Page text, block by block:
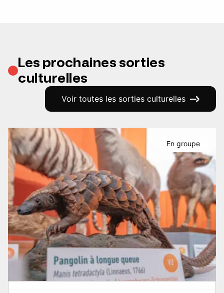
Les prochaines sorties
culturelles
Voir toutes les sorties culturelles
En groupe